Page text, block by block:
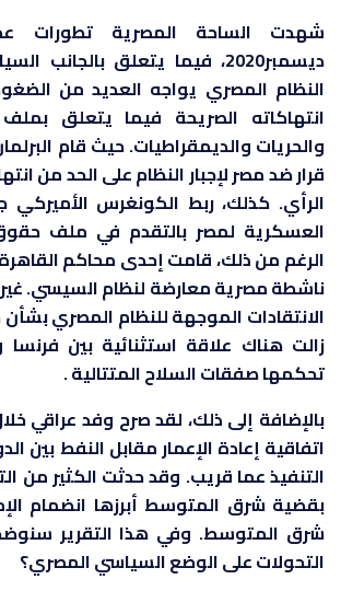
شهدت الساحة المصرية تطورات
ديسمبر2020، فيما يتعلق
النظام المصري يواجه العديد من
انتهاكاته الصريحة فيما يتعلق
والحريات والديمقراطيات. حيث قام
قرار ضد مصر لإجبار النظام على الحد من
الرأي. كذلك، ربط الكونغرس الأميركي
العسكرية لمصر بالتقدم في ملف
الرغم من ذلك، قامت إحدى محاكم
ناشطة مصرية معارضة لنظام السيسي.
الانتقادات الموجهة للنظام المصري
زالت هناك علاقة استثنائية بين فرنسا
تحكمها صفقات السلاح المتتالية .
بالإضافة إلى ذلك، لقد صرح وفد عراقي
اتفاقية إعادة الإعمار مقابل النفط بين
التنفيذ عما قريب. وقد حدثت الكثير من
بقضية شرق المتوسط أبرزها انضمام
شرق المتوسط. وفي هذا التقرير
التحولات على الوضع السياسي المصري؟